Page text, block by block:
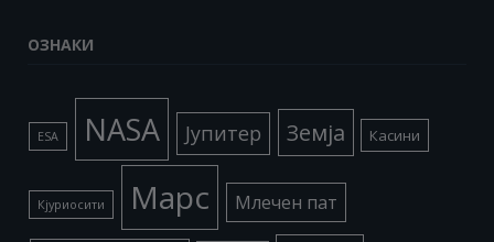
ОЗНАКИ
ESA NASA Јупитер Земја Касини
Кјуриосити Марс Млечен пат